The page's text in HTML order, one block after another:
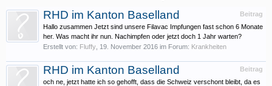
Beitrag
RHD im Kanton Baselland
Hallo zusammen Jetzt sind unsere Filavac Impfungen fast schon 6 Monate
her. Was macht ihr nun. Nachimpfen oder jetzt doch 1 Jahr warten?
Erstellt von: Fluffy 19. November 2016 im Forum: Krankheiten
Beitrag
RHD im Kanton Baselland
och ne, jetzt hatte ich so gehofft, dass die Schweiz verschont bleibt, da es